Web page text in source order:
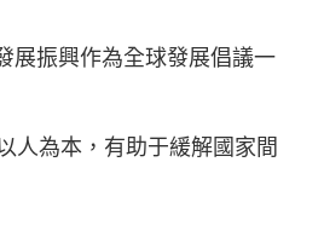
展振興作為全球發展倡議一
人為本，有助于緩解國家間